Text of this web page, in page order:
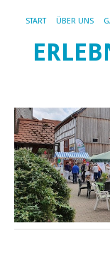
START ÜBER UNS